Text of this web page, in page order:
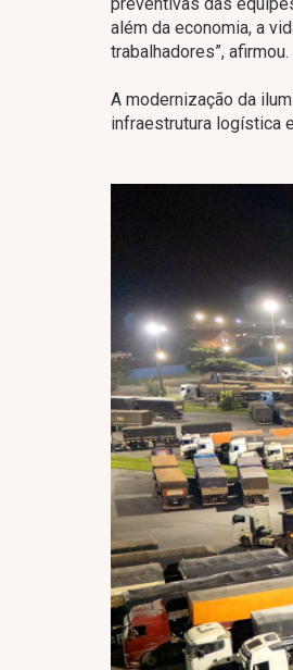
além da economia, a
trabalhadores”, afirmou.
A modernização da
infraestrutura logística